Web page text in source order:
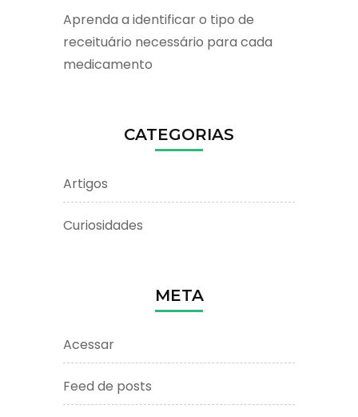
Aprenda a identificar o tipo de
receituário necessário para cada
medicamento
CATEGORIAS
Artigos
Curiosidades
META
Acessar
Feed de posts